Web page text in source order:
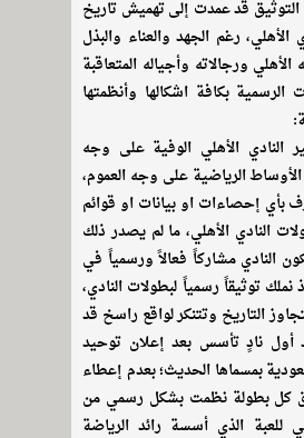
قد عمدت إلى تهميش تاريخ
رغم الجهد والعناء والبذل
ورجالاته وأجياله المتعاقبة
بكافة اشكالها وأنظمتها
النادي الأهلي الوفية على وجه
الرياضية على وجه العموم،
بأي إحصاءات او بيانات او قوائم
النادي الأهلي، ما لم يصدر ذلك
النادي مشاركاً فعالاً ورسمياً في
نملك توثيقاً رسمياً لبطولات النادي،
التاريخ وتتنكر لواقع راسخ قد
أول نادٍ تأسس بعد إعلان توحيد
بمسماها الحديث؛ بعدم إعطاء
كل بطولة نظمت بشكل رسمي من
للعبة الذي أسسة رائد الرياضة